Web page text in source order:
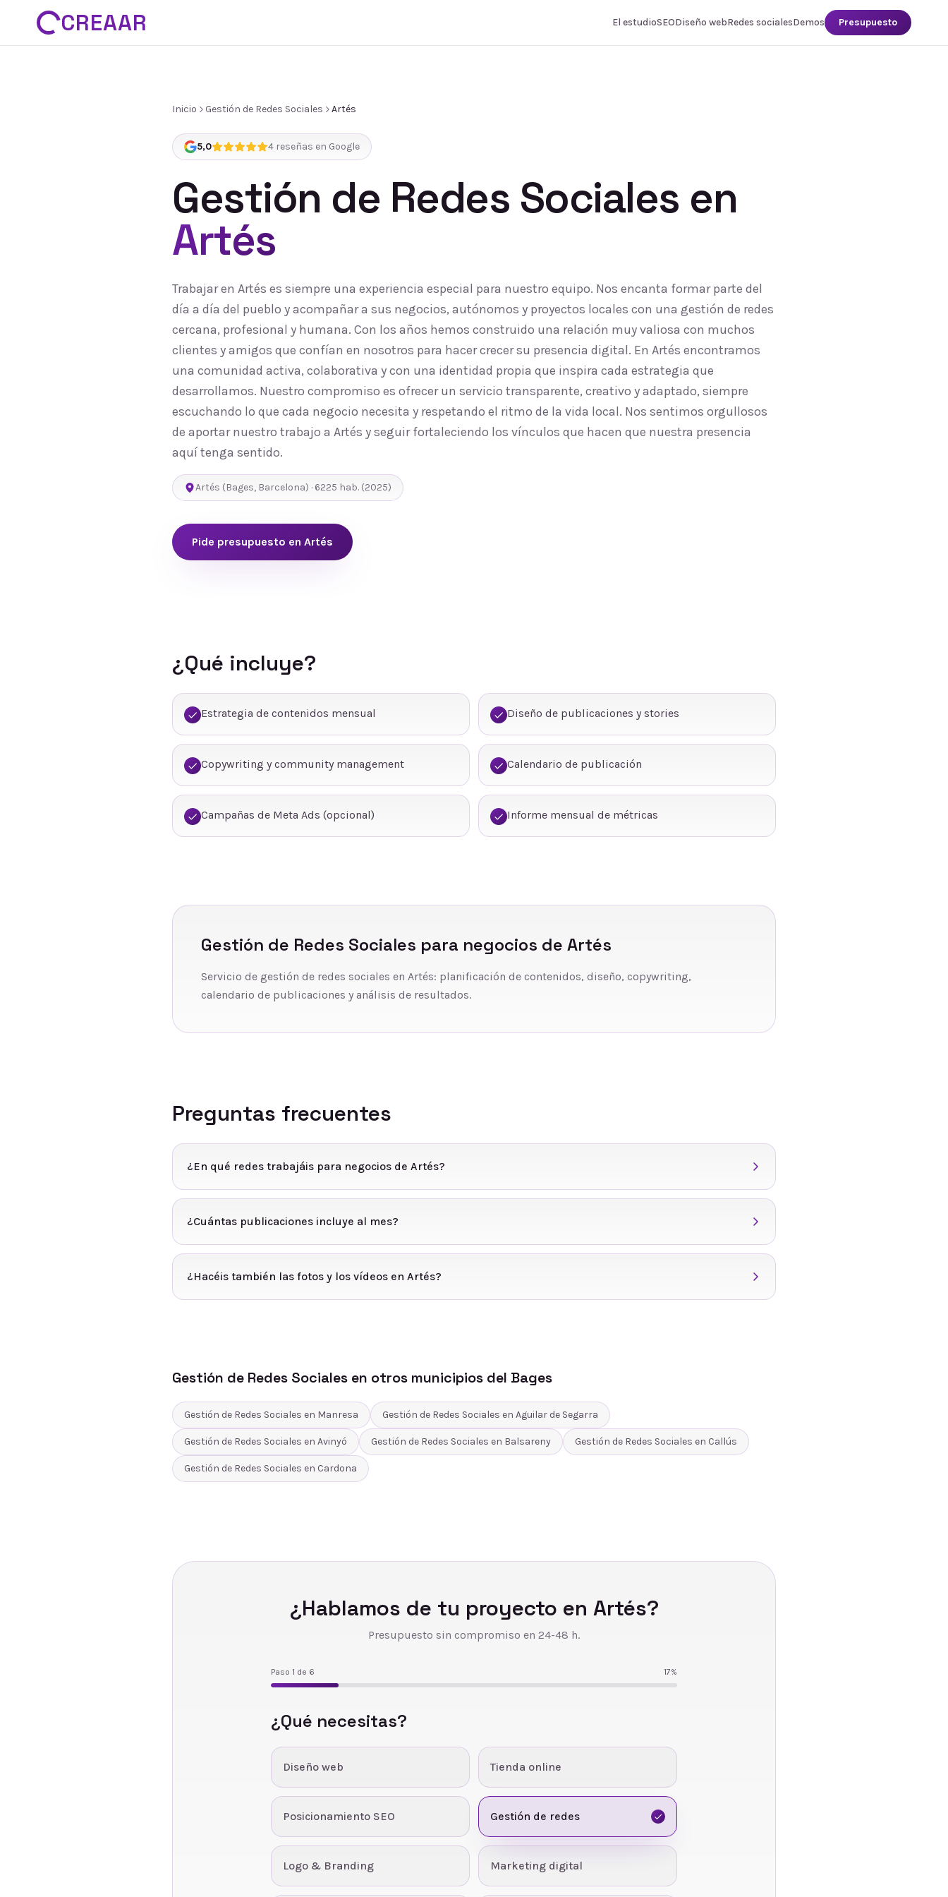
CREAAR El estudioSEODiseño webRedes socialesDemos Presupuesto
Inicio Gestión de Redes Sociales Artés
5,0 4 reseñas en Google
Gestión de Redes Sociales en
Artés
Trabajar en Artés es siempre una experiencia especial para nuestro equipo. Nos encanta formar parte del
día a día del pueblo y acompañar a sus negocios, autónomos y proyectos locales con una gestión de redes
cercana, profesional y humana. Con los años hemos construido una relación muy valiosa con muchos
clientes y amigos que confían en nosotros para hacer crecer su presencia digital. En Artés encontramos
una comunidad activa, colaborativa y con una identidad propia que inspira cada estrategia que
desarrollamos. Nuestro compromiso es ofrecer un servicio transparente, creativo y adaptado, siempre
escuchando lo que cada negocio necesita y respetando el ritmo de la vida local. Nos sentimos orgullosos
de aportar nuestro trabajo a Artés y seguir fortaleciendo los vínculos que hacen que nuestra presencia
aquí tenga sentido.
Artés (Bages, Barcelona) · 6225 hab. (2025)
Pide presupuesto en Artés
¿Qué incluye?
Estrategia de contenidos mensual Diseño de publicaciones y stories
Copywriting y community management Calendario de publicación
Campañas de Meta Ads (opcional) Informe mensual de métricas
Gestión de Redes Sociales para negocios de Artés
Servicio de gestión de redes sociales en Artés: planificación de contenidos, diseño, copywriting,
calendario de publicaciones y análisis de resultados.
Preguntas frecuentes
¿En qué redes trabajáis para negocios de Artés?
¿Cuántas publicaciones incluye al mes?
¿Hacéis también las fotos y los vídeos en Artés?
Gestión de Redes Sociales en otros municipios del Bages
Gestión de Redes Sociales en Manresa Gestión de Redes Sociales en Aguilar de Segarra
Gestión de Redes Sociales en Avinyó Gestión de Redes Sociales en Balsareny Gestión de Redes Sociales en Callús
Gestión de Redes Sociales en Cardona
¿Hablamos de tu proyecto en Artés?
Presupuesto sin compromiso en 24-48 h.
Paso 1 de 6 17%
¿Qué necesitas?
Diseño web Tienda online
Posicionamiento SEO Gestión de redes
Logo & Branding Marketing digital